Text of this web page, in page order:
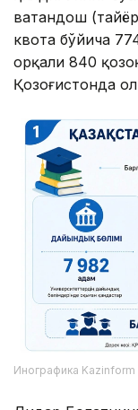
ватандош
квота бўйича
орқали 840
Қозоғистонда
Инографика Kazinform